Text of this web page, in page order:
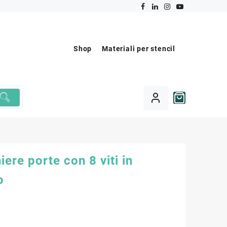
Shop Materiali per stencil
porte con 8 viti in